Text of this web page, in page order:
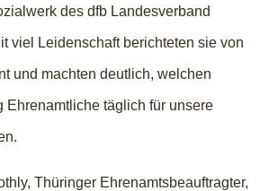
des dfb Landesverband
viel Leidenschaft berichteten sie von
und machten deutlich, welchen
Ehrenamtliche täglich für unsere
Thüringer Ehrenamtsbeauftragter,